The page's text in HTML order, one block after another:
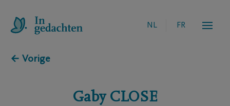
NL FR
← Vorige
Gaby CLOSE